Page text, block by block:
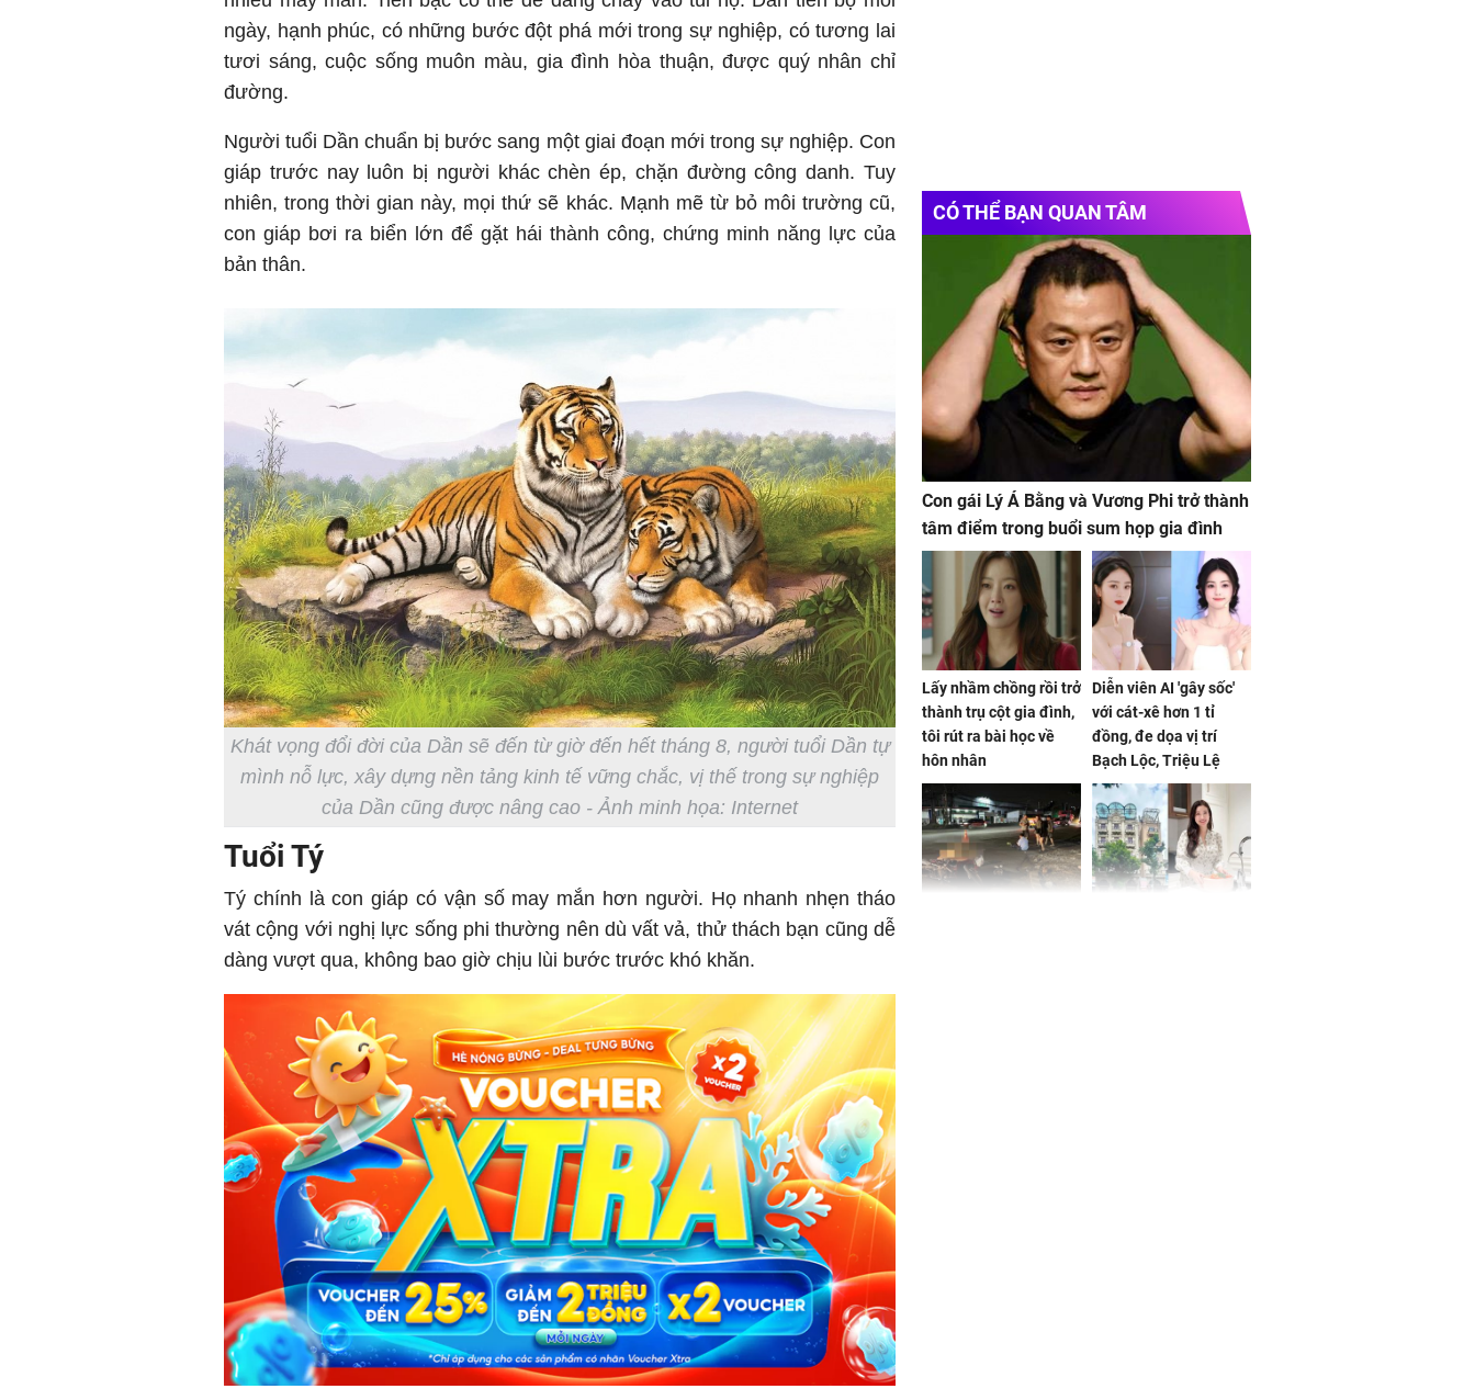
ngày, hạnh phúc, có những bước đột phá mới trong sự nghiệp, có tương lai
tươi sáng, cuộc sống muôn màu, gia đình hòa thuận, được quý nhân chỉ
đường.
Người tuổi Dần chuẩn bị bước sang một giai đoạn mới trong sự nghiệp. Con
giáp trước nay luôn bị người khác chèn ép, chặn đường công danh. Tuy
nhiên, trong thời gian này, mọi thứ sẽ khác. Mạnh mẽ từ bỏ môi trường cũ,
con giáp bơi ra biển lớn để gặt hái thành công, chứng minh năng lực của
bản thân.
Khát vọng đổi đời của Dần sẽ đến từ giờ đến hết tháng 8, người tuổi Dần tự
mình nỗ lực, xây dựng nền tảng kinh tế vững chắc, vị thế trong sự nghiệp
của Dần cũng được nâng cao - Ảnh minh họa: Internet
Tuổi Tý
Tý chính là con giáp có vận số may mắn hơn người. Họ nhanh nhẹn tháo
vát cộng với nghị lực sống phi thường nên dù vất vả, thử thách bạn cũng dễ
dàng vượt qua, không bao giờ chịu lùi bước trước khó khăn.
CÓ THỂ BẠN QUAN TÂM
Con gái Lý Á Bằng và Vương Phi trở thành
tâm điểm trong buổi sum họp gia đình
Lấy nhầm chồng rồi trở
thành trụ cột gia đình,
tôi rút ra bài học về
hôn nhân
Diễn viên AI 'gây sốc'
với cát-xê hơn 1 tỉ
đồng, đe dọa vị trí
Bạch Lộc, Triệu Lệ
Dĩnh